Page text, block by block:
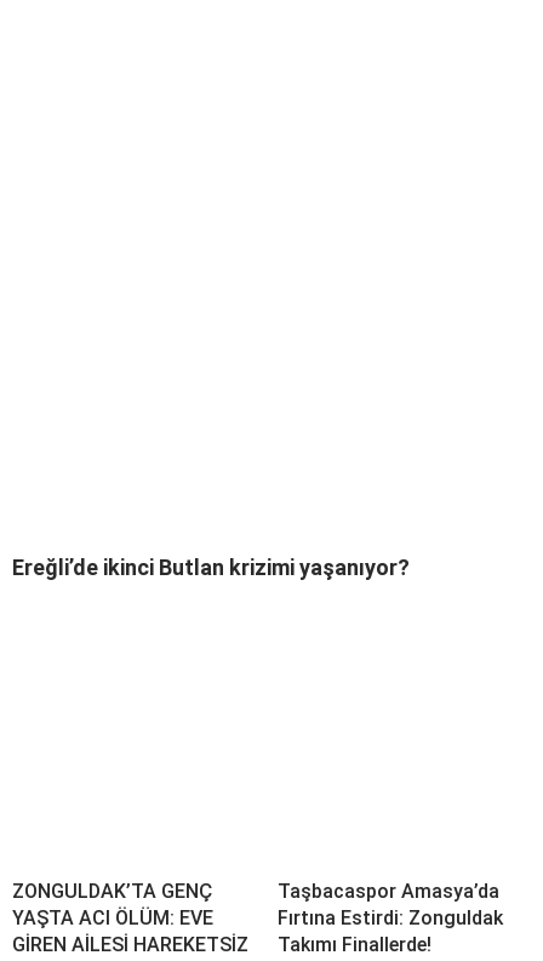
Ereğli’de ikinci Butlan krizimi yaşanıyor?
ZONGULDAK’TA GENÇ
YAŞTA ACI ÖLÜM: EVE
GİREN AİLESİ HAREKETSİZ
Taşbacaspor Amasya’da
Fırtına Estirdi: Zonguldak
Takımı Finallerde!